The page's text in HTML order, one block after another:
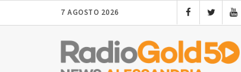
7 AGOSTO 2026